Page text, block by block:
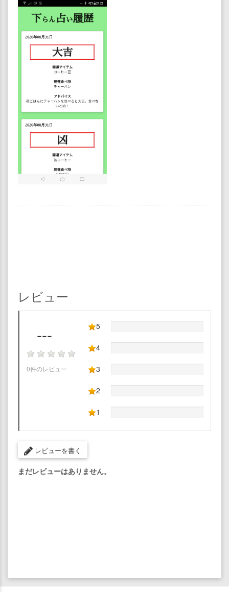
レビュー
---
0件のレビュー
5
4
3
2
1
レビューを書く
まだレビューはありません。